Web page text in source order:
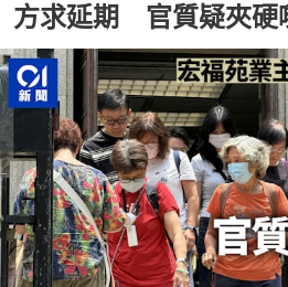
方求延期 官質疑夾硬